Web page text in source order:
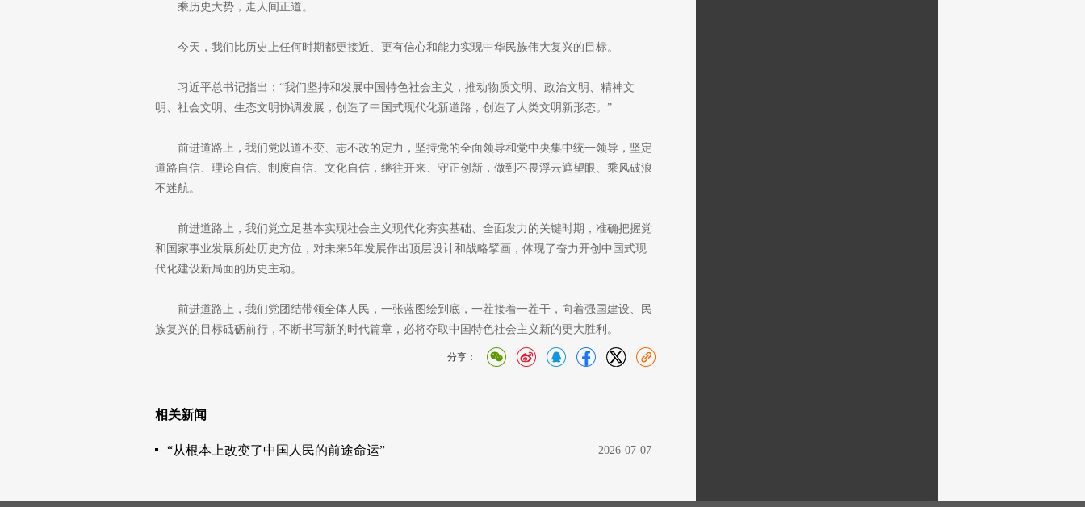
乘历史大势，走人间正道。
今天，我们比历史上任何时期都更接近、更有信心和能力实现中华民族伟大复兴的目标。
习近平总书记指出：“我们坚持和发展中国特色社会主义，推动物质文明、政治文明、精神文
明、社会文明、生态文明协调发展，创造了中国式现代化新道路，创造了人类文明新形态。”
前进道路上，我们党以道不变、志不改的定力，坚持党的全面领导和党中央集中统一领导，坚定
道路自信、理论自信、制度自信、文化自信，继往开来、守正创新，做到不畏浮云遮望眼、乘风破浪
不迷航。
前进道路上，我们党立足基本实现社会主义现代化夯实基础、全面发力的关键时期，准确把握党
和国家事业发展所处历史方位，对未来5年发展作出顶层设计和战略擘画，体现了奋力开创中国式现
代化建设新局面的历史主动。
前进道路上，我们党团结带领全体人民，一张蓝图绘到底，一茬接着一茬干，向着强国建设、民
族复兴的目标砥砺前行，不断书写新的时代篇章，必将夺取中国特色社会主义新的更大胜利。
分享：
相关新闻
2026-07-07
“从根本上改变了中国人民的前途命运”